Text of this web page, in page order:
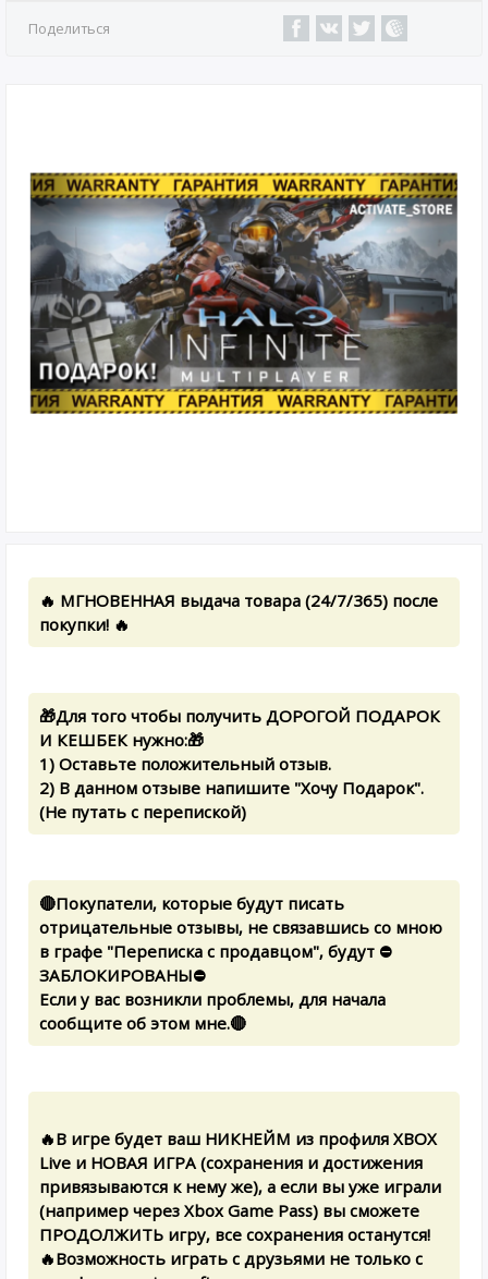
Поделиться
🔥 МГНОВЕННАЯ выдача товара (24/7/365) после
покупки! 🔥
🎁Для того чтобы получить ДОРОГОЙ ПОДАРОК
И КЕШБЕК нужно:🎁
1) Оставьте положительный отзыв.
2) В данном отзыве напишите "Хочу Подарок".
(Не путать с перепиской)
🔴Покупатели, которые будут писать
отрицательные отзывы, не связавшись со мною
в графе "Переписка с продавцом", будут ⛔
ЗАБЛОКИРОВАНЫ⛔
Если у вас возникли проблемы, для начала
сообщите об этом мне.🔴
🔥В игре будет ваш НИКНЕЙМ из профиля XBOX
Live и НОВАЯ ИГРА (сохранения и достижения
привязываются к нему же), а если вы уже играли
(например через Xbox Game Pass) вы сможете
ПРОДОЛЖИТЬ игру, все сохранения останутся!
🔥Возможность играть с друзьями не только с